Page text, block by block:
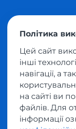
магазинів
Умови
Політика
Цей сайт
інші
навігації, а
на сайті ви
файлів. Для
інформації